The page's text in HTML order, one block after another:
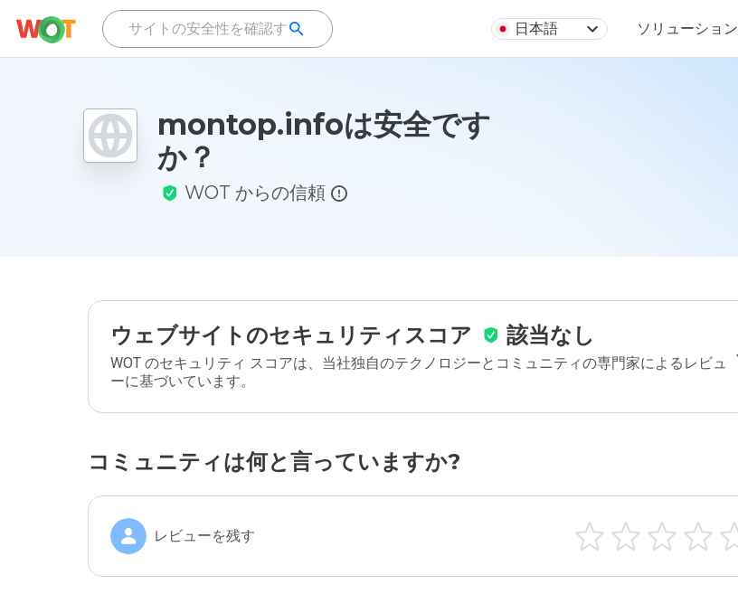
日本語 ソリューション
montop.infoは安全です
か？
WOT からの信頼
ウェブサイトのセキュリティスコア 該当なし
WOT のセキュリティ スコアは、当社独自のテクノロジーとコミュニティの専門家によるレビュ
ーに基づいています。
コミュニティは何と言っていますか?
レビューを残す